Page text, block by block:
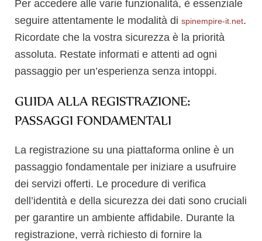
Per accedere alle varie funzionalità, è essenziale
seguire attentamente le modalità di spinempire-it.net.
Ricordate che la vostra sicurezza è la priorità
assoluta. Restate informati e attenti ad ogni
passaggio per un’esperienza senza intoppi.
GUIDA ALLA REGISTRAZIONE:
PASSAGGI FONDAMENTALI
La registrazione su una piattaforma online è un
passaggio fondamentale per iniziare a usufruire
dei servizi offerti. Le procedure di verifica
dell’identità e della sicurezza dei dati sono cruciali
per garantire un ambiente affidabile. Durante la
registrazione, verrà richiesto di fornire la